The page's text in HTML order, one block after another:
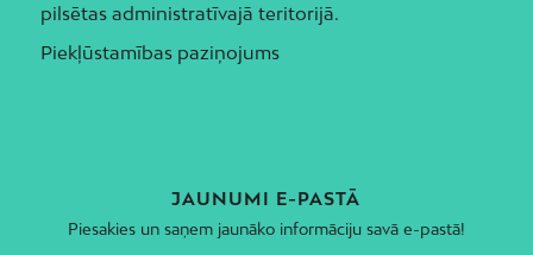
pilsētas administratīvajā teritorijā.
Piekļūstamības paziņojums
JAUNUMI E-PASTĀ
Piesakies un saņem jaunāko informāciju savā e-pastā!